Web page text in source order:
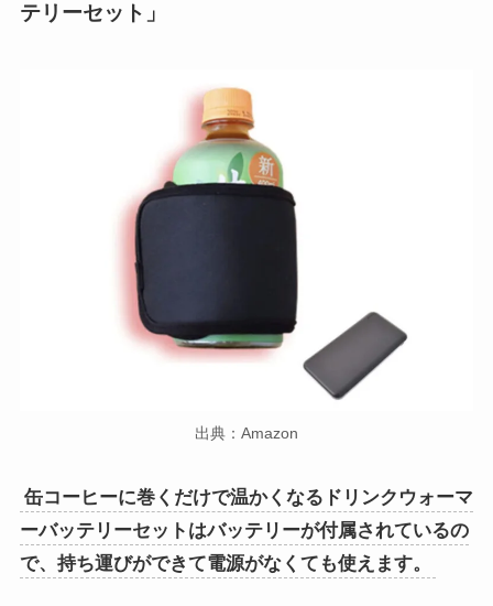
テリーセット」
出典：Amazon
缶コーヒーに巻くだけで温かくなるドリンクウォーマ
ーバッテリーセットはバッテリーが付属されているの
で、持ち運びができて電源がなくても使えます。